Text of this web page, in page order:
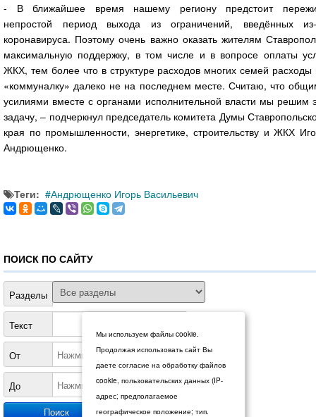
- В ближайшее время нашему региону предстоит
непростой период выхода из ограничений, введённых
коронавируса. Поэтому очень важно оказать жителям
максимальную поддержку, в том числе и в вопросе оплаты
ЖКХ, тем более что в структуре расходов многих семей расходы
«коммуналку» далеко не на последнем месте. Считаю, что
усилиями вместе с органами исполнительной власти мы решим
задачу, – подчеркнул председатель комитета Думы
края по промышленности, энергетике, строительству и ЖКХ
Андрющенко.
Теги: Андрющенко Игорь Васильевич
ПОИСК ПО САЙТУ
Разделы
Текст
От
До
Мы используем файлы cookie.
Продолжая использовать сайт Вы
даете согласие на обработку файлов
cookie, пользовательских данных (IP-
адрес; предполагаемое
географическое положение; тип.